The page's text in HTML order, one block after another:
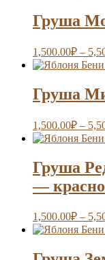
Груша
1,500.00₽ –
Груша
1,500.00₽ –
Груша
—
1,500.00₽ –